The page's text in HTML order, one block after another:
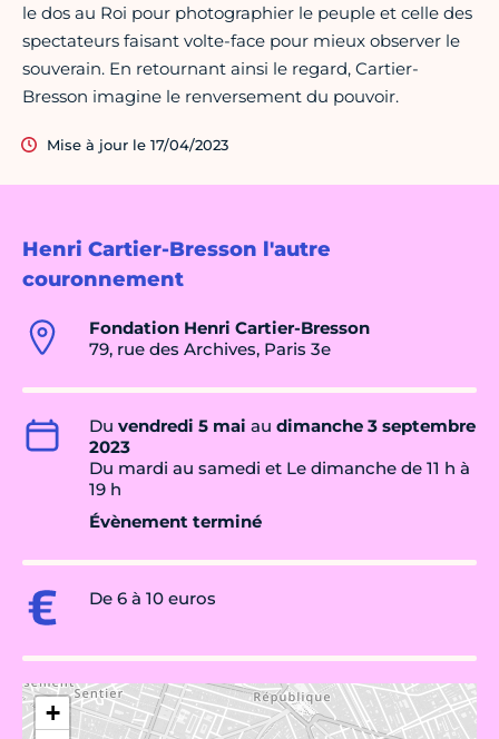
Henri Cartier-Bresson l'autre
couronnement
Fondation Henri Cartier-Bresson
79, rue des Archives, Paris 3e
Du vendredi 5 mai au dimanche 3 septembre
2023
Du mardi au samedi et Le dimanche de 11 h à
19 h
Évènement terminé
De 6 à 10 euros
+
le dos au Roi pour photographier le peuple et celle des
spectateurs faisant volte-face pour mieux observer le
souverain. En retournant ainsi le regard, Cartier-
Bresson imagine le renversement du pouvoir.
Mise à jour le 17/04/2023